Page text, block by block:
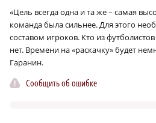
«Цель всегда одна и та же – самая
команда была сильнее. Для этого
составом игроков. Кто из
нет. Времени на «раскачку» будет
Гаранин.
Сообщить об ошибке